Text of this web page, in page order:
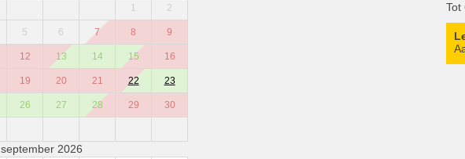
1 2
5 6 7 8 9
12 13 14 15 16
19 20 21 22 23
26 27 28 29 30
september 2026
Tot